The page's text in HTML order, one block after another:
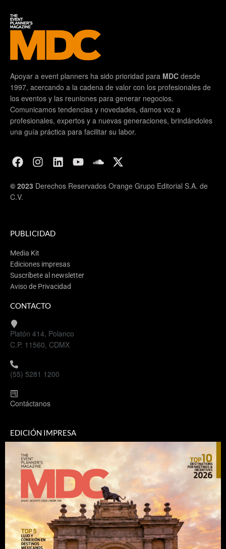
Apoyar a event planners ha sido prioridad para MDC desde
1997, acercando a la cadena de valor con los profesionales de
los eventos y las reuniones para generar negocios.
Comunicamos tendencias y novedades, damos voz a
profesionales, expertos y a nuevas generaciones, brindándoles
una guía práctica para facilitar su labor.
© 2023 Derechos Reservados Orange Grupo Editorial S.A. de
C.V.
PUBLICIDAD
Media Kit
Ediciones impresas
Suscríbete al newsletter
Aviso de Privacidad
CONTACTO
Platón 414, Polanco
C.P. 11560, CDMX
(55) 5281 1200
Contáctanos
EDICIÓN IMPRESA